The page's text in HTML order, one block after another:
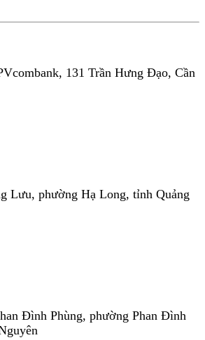
131 Trần Hưng Đạo, Cần
Lưu, phường Hạ Long, tỉnh Quảng
Đình Phùng, phường Phan Đình